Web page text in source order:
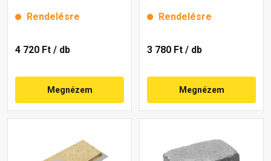
Rendelésre
4 720 Ft / db
Megnézem
Rendelésre
3 780 Ft / db
Megnézem